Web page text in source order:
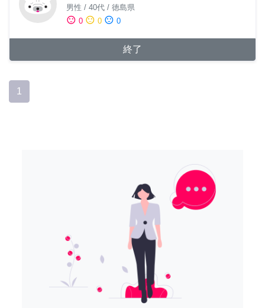
男性 / 40代 / 徳島県
sentiment_satisfied 0 sentiment_neutral 0 sentiment_dissatisfied 0
終了
1